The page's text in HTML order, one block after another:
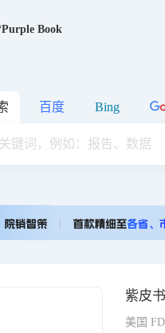
Book
百度 Bing
紫皮
美国